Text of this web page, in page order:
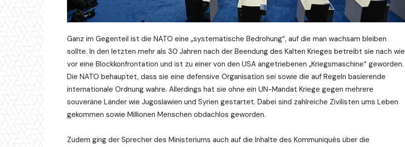
Ganz im Gegenteil ist die NATO eine „systematische Bedrohung“, auf die man wachsam bleiben
sollte. In den letzten mehr als 30 Jahren nach der Beendung des Kalten Krieges betreibt sie nach wie
vor eine Blockkonfrontation und ist zu einer von den USA angetriebenen „Kriegsmaschine“ geworden.
Die NATO behauptet, dass sie eine defensive Organisation sei sowie die auf Regeln basierende
internationale Ordnung wahre. Allerdings hat sie ohne ein UN-Mandat Kriege gegen mehrere
souveräne Länder wie Jugoslawien und Syrien gestartet. Dabei sind zahlreiche Zivilisten ums Leben
gekommen sowie Millionen Menschen obdachlos geworden.
Zudem ging der Sprecher des Ministeriums auch auf die Inhalte des Kommuniqués über die